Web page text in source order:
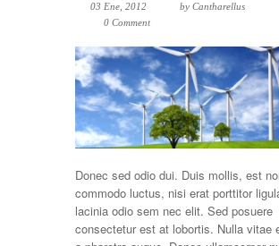
03 Ene, 2012 by Cantharellus
0 Comment
Donec sed odio dui. Duis mollis, est
commodo luctus, nisi erat porttitor
lacinia odio sem nec elit. Sed posuere
consectetur est at lobortis. Nulla vitae